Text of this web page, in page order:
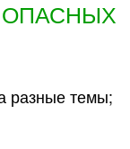
разные темы;